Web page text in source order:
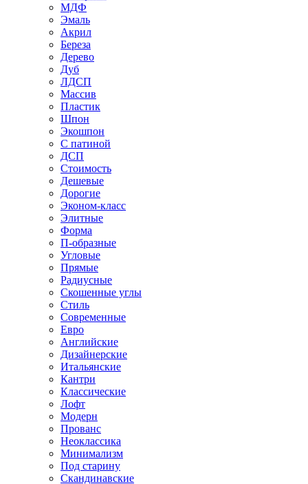
МДФ
Эмаль
Акрил
Береза
Дерево
Дуб
ЛДСП
Массив
Пластик
Шпон
Экошпон
С патиной
ДСП
Стоимость
Дешевые
Дорогие
Эконом-класс
Элитные
Форма
П-образные
Угловые
Прямые
Радиусные
Скошенные углы
Стиль
Современные
Евро
Английские
Дизайнерские
Итальянские
Кантри
Классические
Лофт
Модерн
Прованс
Неоклассика
Минимализм
Под старину
Скандинавские